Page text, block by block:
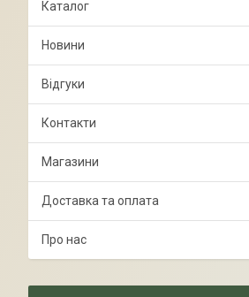
Каталог
Новини
Відгуки
Контакти
Магазини
Доставка та оплата
Про нас